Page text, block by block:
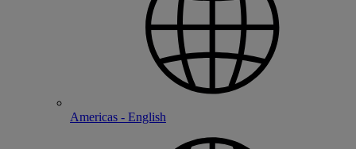
Americas - English